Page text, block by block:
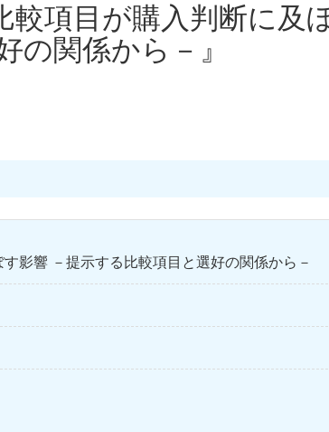
較項目が購入判断に及
の関係から－』
影響 －提示する比較項目と選好の関係から－